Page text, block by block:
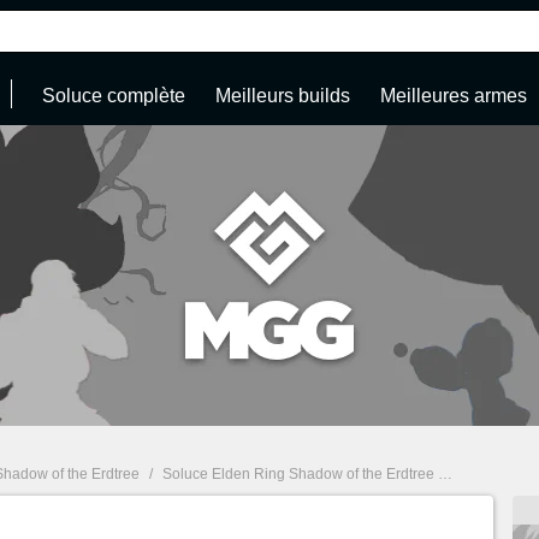
Soluce complète Meilleurs builds Meilleures armes
of the Erdtree / Soluce Elden Ring Shadow of the Erdtree : Boss, quêtes, armes... Guide complet